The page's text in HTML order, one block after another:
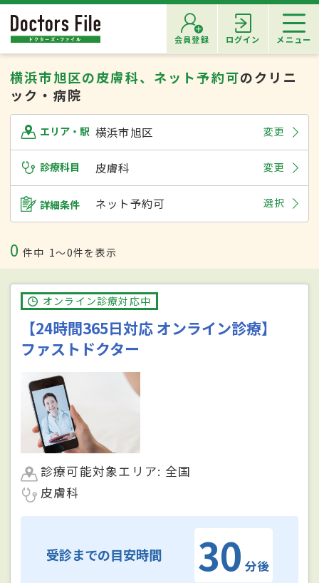
会員登録 ログイン メニュー
横浜市旭区の皮膚科、ネット予約可のクリニ
ック・病院
エリア・駅 横浜市旭区 変更
診療科目 皮膚科 変更
詳細条件 ネット予約可 選択
0 件中 1〜0件を表示
オンライン診療対応中
【24時間365日対応 オンライン診療】
ファストドクター
診療可能対象エリア: 全国
皮膚科
受診までの目安時間 30 分後